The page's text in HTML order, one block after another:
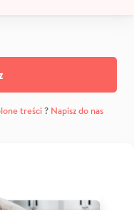
treści? Napisz do nas